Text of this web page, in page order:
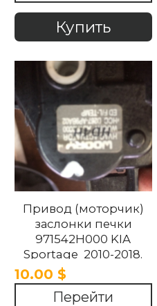
Купить
Привод (моторчик)
заслонки печки
971542H000 KIA
Sportage 2010-2018.
10.00 $
Перейти